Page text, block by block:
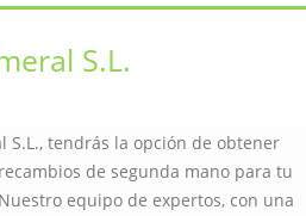
S.L.
S.L., tendrás la opción de obtener
de segunda mano para tu
equipo de expertos, con una